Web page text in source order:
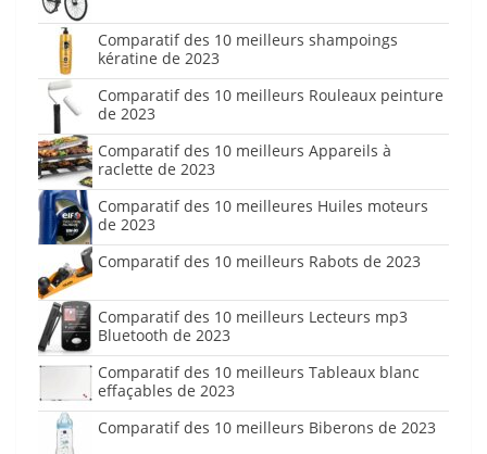
Comparatif des 10 meilleurs shampoings
kératine de 2023
Comparatif des 10 meilleurs Rouleaux peinture
de 2023
Comparatif des 10 meilleurs Appareils à
raclette de 2023
Comparatif des 10 meilleures Huiles moteurs
de 2023
Comparatif des 10 meilleurs Rabots de 2023
Comparatif des 10 meilleurs Lecteurs mp3
Bluetooth de 2023
Comparatif des 10 meilleurs Tableaux blanc
effaçables de 2023
Comparatif des 10 meilleurs Biberons de 2023